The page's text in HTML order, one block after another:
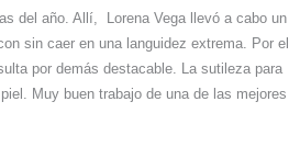
del año. Allí, Lorena Vega llevó a cabo un
sin caer en una languidez extrema. Por el
por demás destacable. La sutileza para
Muy buen trabajo de una de las mejores